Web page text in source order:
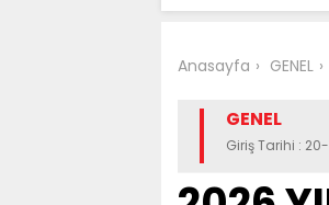
Anasayfa GENEL
GENEL
Giriş Tarihi :